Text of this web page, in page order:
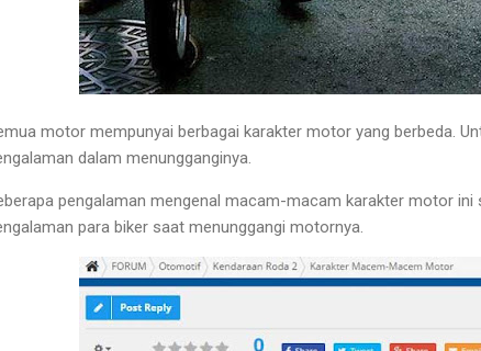
motor mempunyai berbagai karakter motor yang berbeda.
dalam menungganginya.
pengalaman mengenal macam-macam karakter motor ini
para biker saat menunggangi motornya.